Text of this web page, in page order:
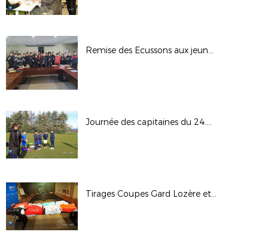
Remise des Ecussons aux jeunes arbitres
Journée des capitaines du 24.02.24
Tirages Coupes Gard Lozère et André Granier Seniors